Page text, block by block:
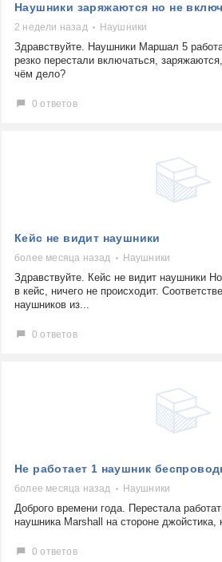
Наушники заряжаются но не
2 недели назад Наушники
Здравствуйте. Наушники Маршал 5
резко перестали включаться,
чём дело?
0 ответов
Кейс не видит наушники
более месяца назад Наушники
Здравствуйте. Кейс не видит наушники
в кейс, ничего не происходит.
наушников из...
0 ответов
Не работает 1 наушник
более месяца назад Наушники
Доброго времени года. Перестала
наушника Marshall на стороне джойстика,
0 ответов